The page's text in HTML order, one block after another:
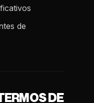
de
DE